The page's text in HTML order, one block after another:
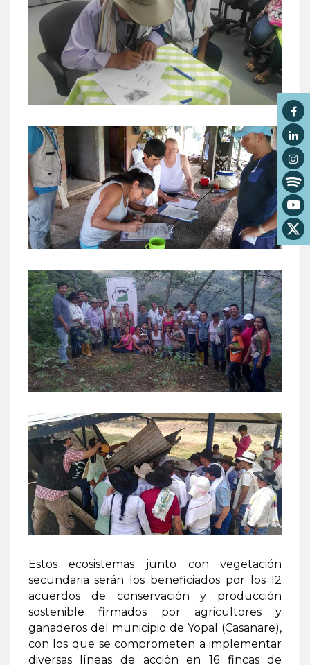
Estos ecosistemas junto con vegetación
secundaria serán los beneficiados por los 12
acuerdos de conservación y producción
sostenible firmados por agricultores y
ganaderos del municipio de Yopal (Casanare),
con los que se comprometen a implementar
diversas líneas de acción en 16 fincas de